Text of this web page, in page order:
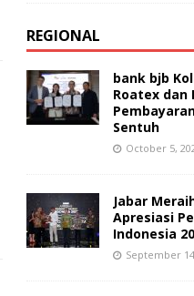
REGIONAL
bank bjb
Roatex dan
Sentuh
October 5,
Jabar
Apresiasi
Indonesia
September